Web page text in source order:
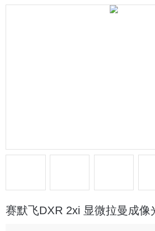
赛默飞DXR 2xi 显微拉曼成像